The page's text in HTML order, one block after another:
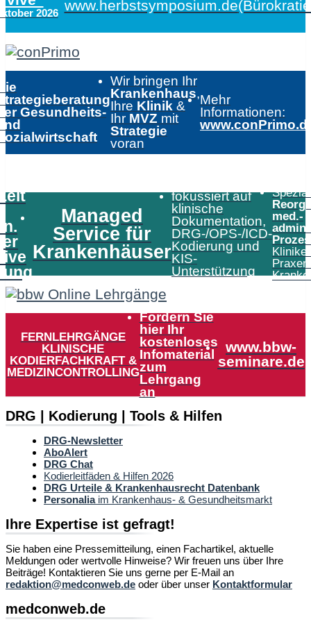
2026 www.herbstsymposium.de
Gesundheits-
Wir bringen Ihr
Krankenhaus,
Ihre Klinik &
Ihr MVZ mit
Strategie
voran
Mehr
Informationen:
Managed
Service für
Krankenhäuser
fokussiert auf
klinische
Dokumentation,
DRG-/OPS-/ICD-
Kodierung und
KIS-
Unterstützung
med.-
FERNLEHRGÄNGE
KLINISCHE
KODIERFACHKRAFT &
MEDIZINCONTROLLING
Fordern Sie
hier Ihr
kostenloses
Infomaterial
zum
Lehrgang
an
www.bbw-
seminare.de
DRG | Kodierung | Tools & Hilfen
DRG-Newsletter
AboAlert
DRG Chat
Kodierleitfäden & Hilfen 2026
DRG Urteile & Krankenhausrecht Datenbank
Personaliaim Krankenhaus- & Gesundheitsmarkt
Ihre Expertise ist gefragt!
Sie haben eine Pressemitteilung, einen Fachartikel, aktuelle
Meldungen oder wertvolle Hinweise? Wir freuen uns über Ihre
Beiträge! Kontaktieren Sie uns gerne per E-Mail an
redaktion@medconweb.de oder über unser Kontaktformular
medconweb.de